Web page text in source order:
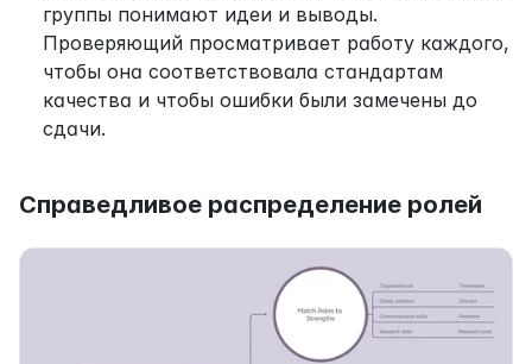
группы понимают идеи и выводы.
Проверяющий просматривает работу каждого,
чтобы она соответствовала стандартам
качества и чтобы ошибки были замечены до
сдачи.
Справедливое распределение ролей